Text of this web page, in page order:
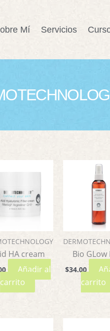
Mí Servicios
HA cream
Añadir al
carrito
Bio GLow
$34.00
carrito